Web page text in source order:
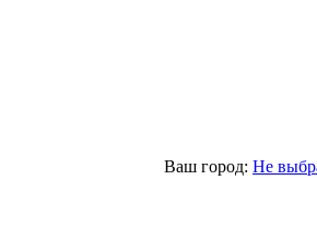
Ваш город: Не